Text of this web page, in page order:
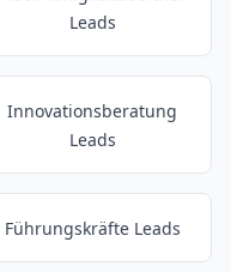
Leads
Innovationsberatung
Leads
Führungskräfte Leads